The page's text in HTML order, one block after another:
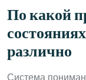
По какой
различно